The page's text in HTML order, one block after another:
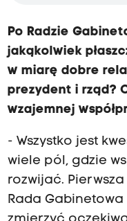
Po Radzie
jakąkolwiek
w miarę dobre
prezydent i rząd?
wzajemnej
- Wszystko jest
wiele pól, gdzie
rozwijać.
Rada Gabinetowa